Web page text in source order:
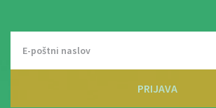
PRIJAVA